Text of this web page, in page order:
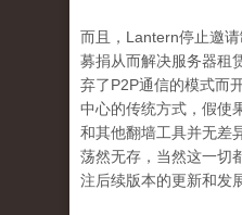
而且，Lantern停止邀
募捐从而解决服务器租
弃了P2P通信的模式而
中心的传统方式，假使
和其他翻墙工具并无差
荡然无存，当然这一切
注后续版本的更新和发